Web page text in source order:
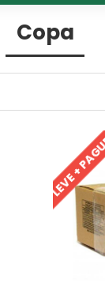
Copa
LEVE +